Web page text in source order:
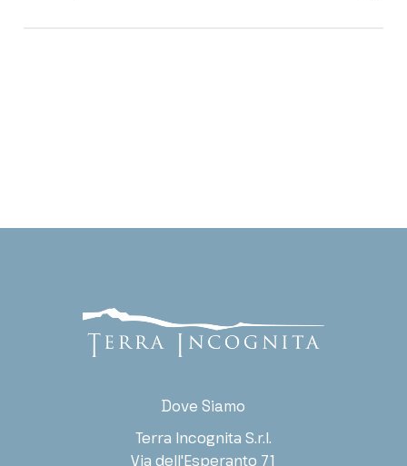
Informazioni generali
Acquisto diritti
Dove Siamo
Terra Incognita S.r.l.
Via dell'Esperanto 71